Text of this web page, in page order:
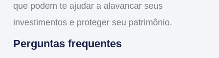
que podem te ajudar a alavancarseus
investimentos e protegerseu patrimônio.
Perguntas frequentes